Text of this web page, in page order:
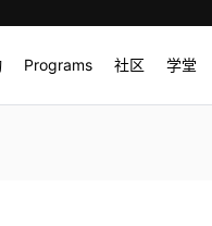
Programs 社区 学堂